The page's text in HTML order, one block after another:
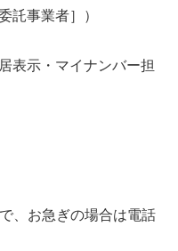
事業者］）
表示・マイナンバー担
、お急ぎの場合は電話